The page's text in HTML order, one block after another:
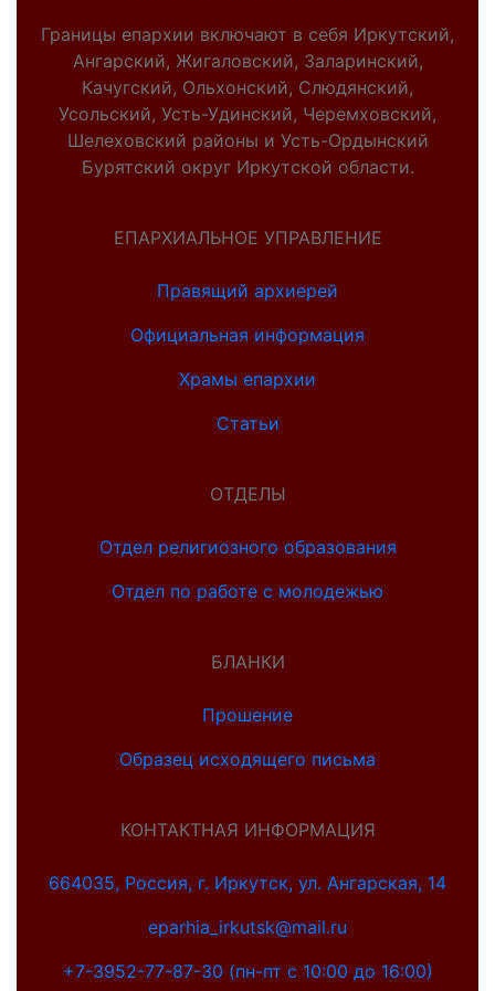
Границы епархии включают в себя Иркутский,
Ангарский, Жигаловский, Заларинский,
Качугский, Ольхонский, Слюдянский,
Усольский, Усть-Удинский, Черемховский,
Шелеховский районы и Усть-Ордынский
Бурятский округ Иркутской области.
ЕПАРХИАЛЬНОЕ УПРАВЛЕНИЕ
Правящий архиерей
Официальная информация
Храмы епархии
Статьи
ОТДЕЛЫ
Отдел религиозного образования
Отдел по работе с молодежью
БЛАНКИ
Прошение
Образец исходящего письма
КОНТАКТНАЯ ИНФОРМАЦИЯ
664035, Россия, г. Иркутск, ул. Ангарская, 14
eparhia_irkutsk@mail.ru
+7-3952-77-87-30 (пн-пт с 10:00 до 16:00)